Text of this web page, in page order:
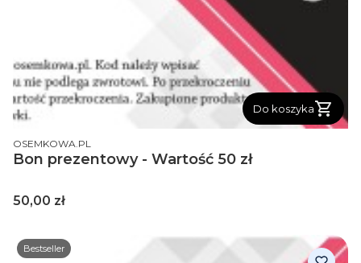
Do koszyka
PRODUCENT
OSEMKOWA.PL
Bon prezentowy - Wartość 50 zł
Cena
50,00 zł
Bestseller